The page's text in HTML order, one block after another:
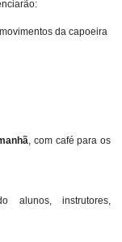
da capoeira
, com café para os
alunos, instrutores,